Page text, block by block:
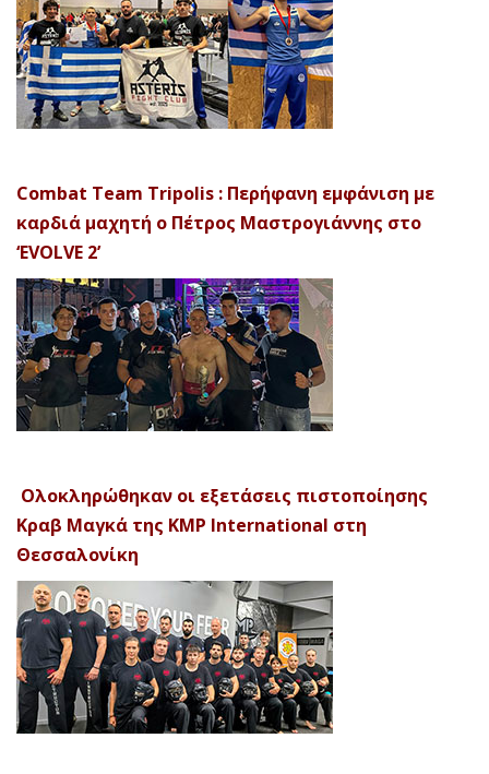
Combat Team Tripolis : Περήφανη εμφάνιση με
καρδιά μαχητή ο Πέτρος Μαστρογιάννης στο
‘EVOLVE 2’
Ολοκληρώθηκαν οι εξετάσεις πιστοποίησης
Κραβ Μαγκά της KMP International στη
Θεσσαλονίκη